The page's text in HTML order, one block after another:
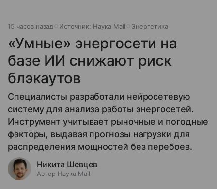
15 часов назад Источник: Наука Mail Энергетика
«Умные» энергосети на
базе ИИ снижают риск
блэкаутов
Специалисты разработали нейросетевую
систему для анализа работы энергосетей.
Инструмент учитывает рыночные и погодные
факторы, выдавая прогнозы нагрузки для
распределения мощностей без перебоев.
Никита Шевцев
Автор Наука Mail